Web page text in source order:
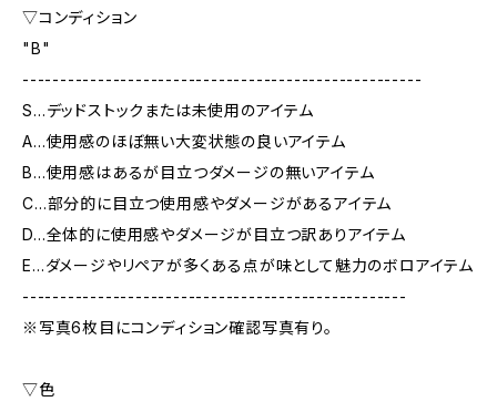
▽コンディション
"B"
-----------------------------------------------------
S…デッドストックまたは未使用のアイテム
A…使用感のほぼ無い大変状態の良いアイテム
B…使用感はあるが目立つダメージの無いアイテム
C…部分的に目立つ使用感やダメージがあるアイテム
D…全体的に使用感やダメージが目立つ訳ありアイテム
E…ダメージやリペアが多くある点が味として魅力のボロアイテム
---------------------------------------------------
※写真6枚目にコンディション確認写真有り。
▽色